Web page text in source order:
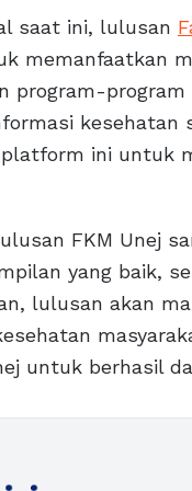
saat ini, lulusan
memanfaatkan
program-
kesehatan
ini untuk
FKM Unej
yang baik,
lulusan akan
untuk berhasil